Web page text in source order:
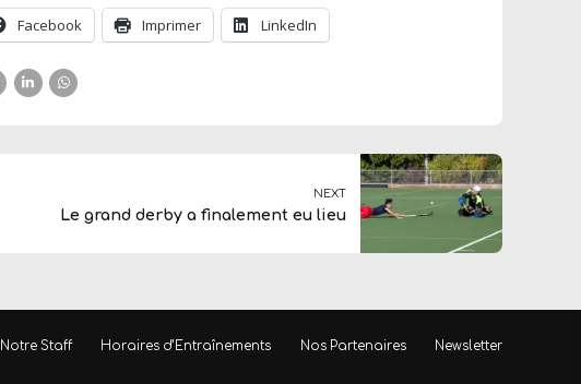
Facebook Imprimer LinkedIn
NEXT
Le grand derby a finalement eu lieu
Notre Staff Horaires d’Entraînements Nos Partenaires Newsletter